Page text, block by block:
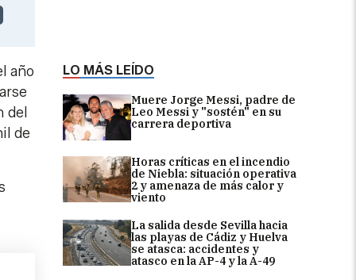
LO MÁS LEÍDO
Muere Jorge Messi, padre de
Leo Messi y "sostén" en su
carrera deportiva
Horas críticas en el incendio
de Niebla: situación operativa
2 y amenaza de más calor y
viento
La salida desde Sevilla hacia
las playas de Cádiz y Huelva
se atasca: accidentes y
atasco en la AP-4 y la A-49
año
del
de